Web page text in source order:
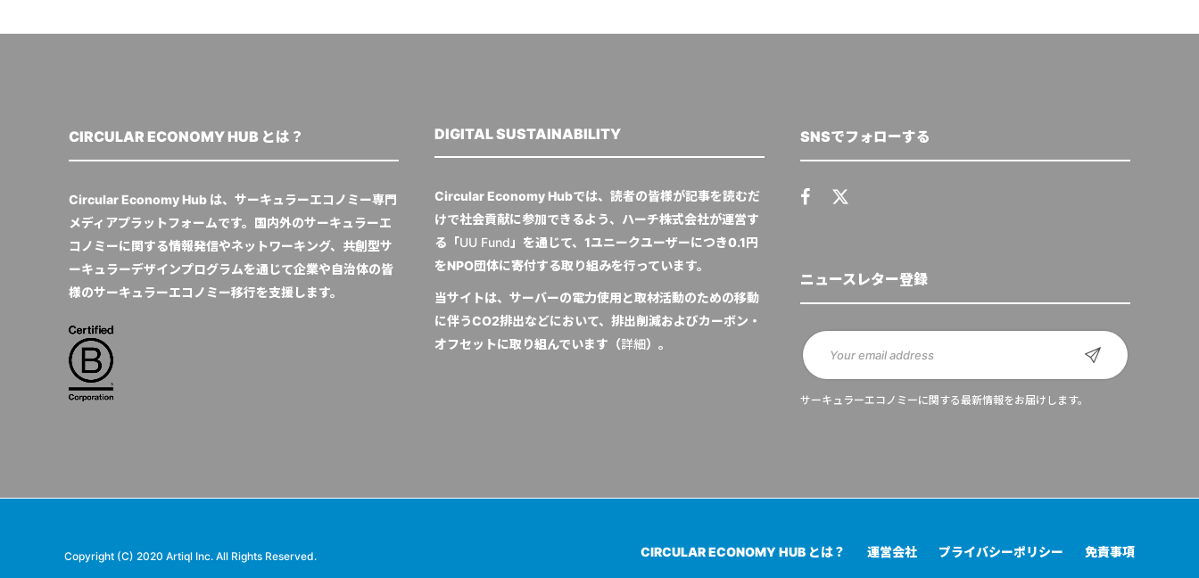
CIRCULAR ECONOMY HUB とは？
Circular Economy Hub は、サーキュラーエコノミー専門
メディアプラットフォームです。国内外のサーキュラーエ
コノミーに関する情報発信やネットワーキング、共創型サ
ーキュラーデザインプログラムを通じて企業や自治体の皆
様のサーキュラーエコノミー移行を支援します。
DIGITAL SUSTAINABILITY
Circular Economy Hubでは、読者の皆様が記事を読むだ
けで社会貢献に参加できるよう、ハーチ株式会社が運営す
る「UU Fund」を通じて、1ユニークユーザーにつき0.1円
をNPO団体に寄付する取り組みを行っています。
当サイトは、サーバーの電力使用と取材活動のための移動
に伴うCO2排出などにおいて、排出削減およびカーボン・
オフセットに取り組んでいます（詳細）。
SNSでフォローする
ニュースレター登録
サーキュラーエコノミーに関する最新情報をお届けします。
Copyright (C) 2020 Artiql Inc. All Rights Reserved. CIRCULAR ECONOMY HUB とは？ 運営会社 プライバシーポリシー 免責事項